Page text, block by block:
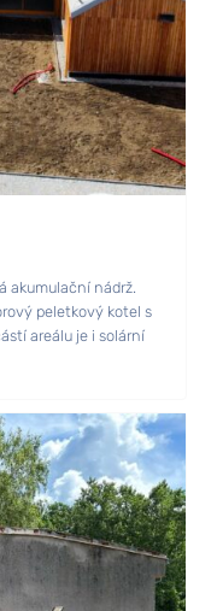
akumulační nádrž.
peletkový kotel s
areálu je i solární